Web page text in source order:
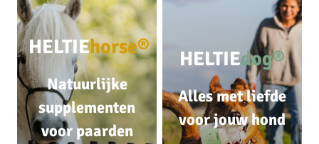
HELTIEhorse®
Natuurlijke
supplementen
voor paarden
HELTIEdog®
Alles met liefde
voor jouw hond